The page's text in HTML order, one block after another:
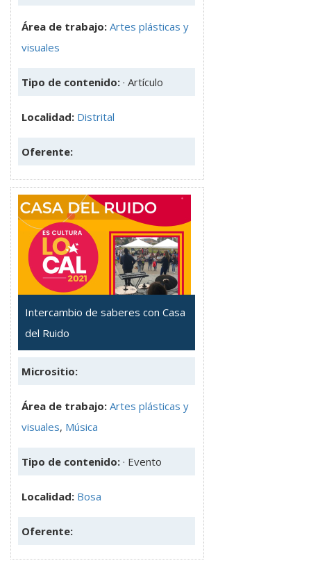
Área de trabajo: Artes plásticas y
visuales
Tipo de contenido: · Artículo
Localidad: Distrital
Oferente:
Intercambio de saberes con Casa
del Ruido
Micrositio:
Área de trabajo: Artes plásticas y
visuales, Música
Tipo de contenido: · Evento
Localidad: Bosa
Oferente: